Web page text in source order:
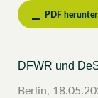
PDF
DFWR und
Berlin,